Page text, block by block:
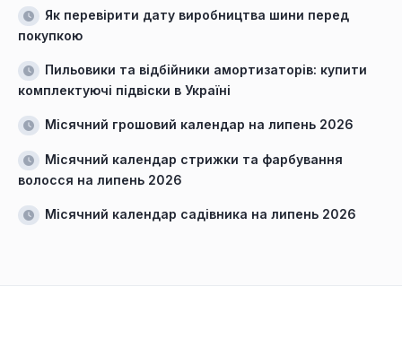
Як перевірити дату виробництва шини перед
покупкою
Пильовики та відбійники амортизаторів: купити
комплектуючі підвіски в Україні
Місячний грошовий календар на липень 2026
Місячний календар стрижки та фарбування
волосся на липень 2026
Місячний календар садівника на липень 2026